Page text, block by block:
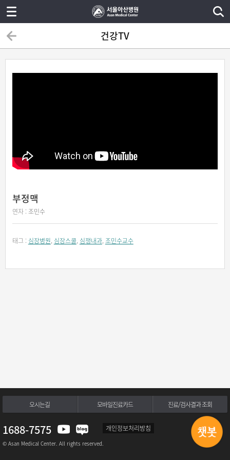
건강TV
부정맥
연자 : 조민수
태그 : 심장병원, 심장스쿨, 심쟁내과, 조민수교수
오시는길 모바일진료카드 진료/검사결과 조회
1688-7575 개인정보처리방침
© Asan Medical Center. All rights reserved.